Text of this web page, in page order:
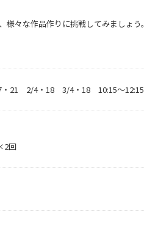
々な作品作りに挑戦してみましょう。
21 2/4・18 3/4・18 10:15～12:15
回